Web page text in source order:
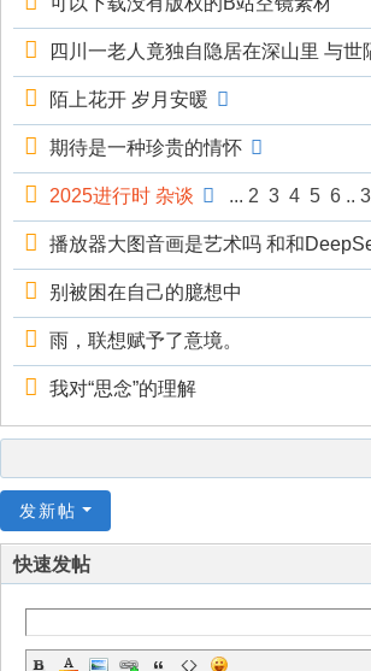
四川一老人竟独自隐居在深山里 与世
陌上花开 岁月安暖
期待是一种珍贵的情怀
2025进行时 杂谈 ... 2 3 4 5 6 ..
播放器大图音画是艺术吗 和和
别被困在自己的臆想中
雨，联想赋予了意境。
我对“思念”的理解
发新帖
快速发帖